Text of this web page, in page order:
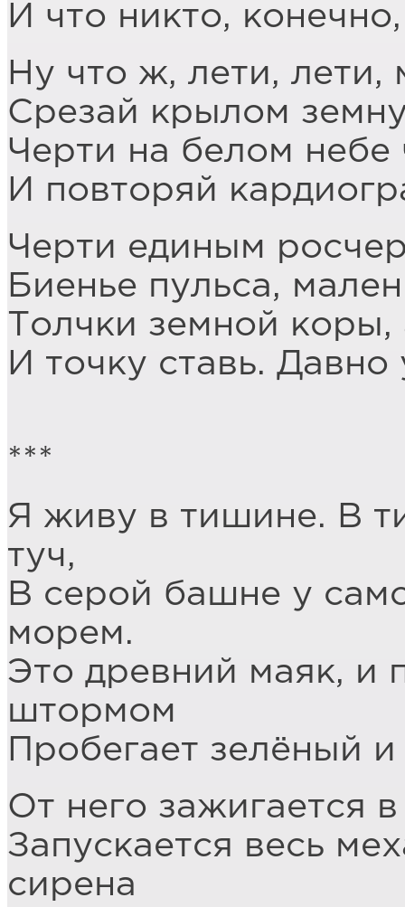
И что никто,
Ну что ж, лети,
Срезай крылом
Черти на белом небе
И повторяй
Черти единым
Биенье пульса,
Толчки земной
И точку ставь.
***
Я живу в тишине. В
туч,
В серой башне у
морем.
Это древний маяк, и
штормом
Пробегает зелёный
От него зажигается
Запускается весь
сирена